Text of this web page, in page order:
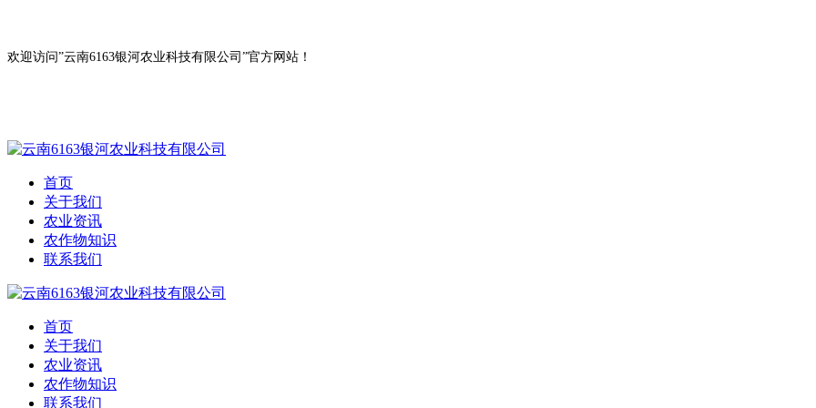
欢迎访问”云南6163银河农业科技有限公司”官方网站！
首页
关于我们
农业资讯
农作物知识
联系我们
首页
关于我们
农业资讯
农作物知识
联系我们